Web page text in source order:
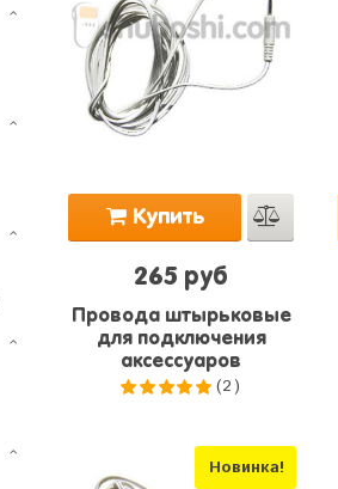
Купить
265 руб
Провода штырьковые
для подключения
аксессуаров
(2)
Новинка!